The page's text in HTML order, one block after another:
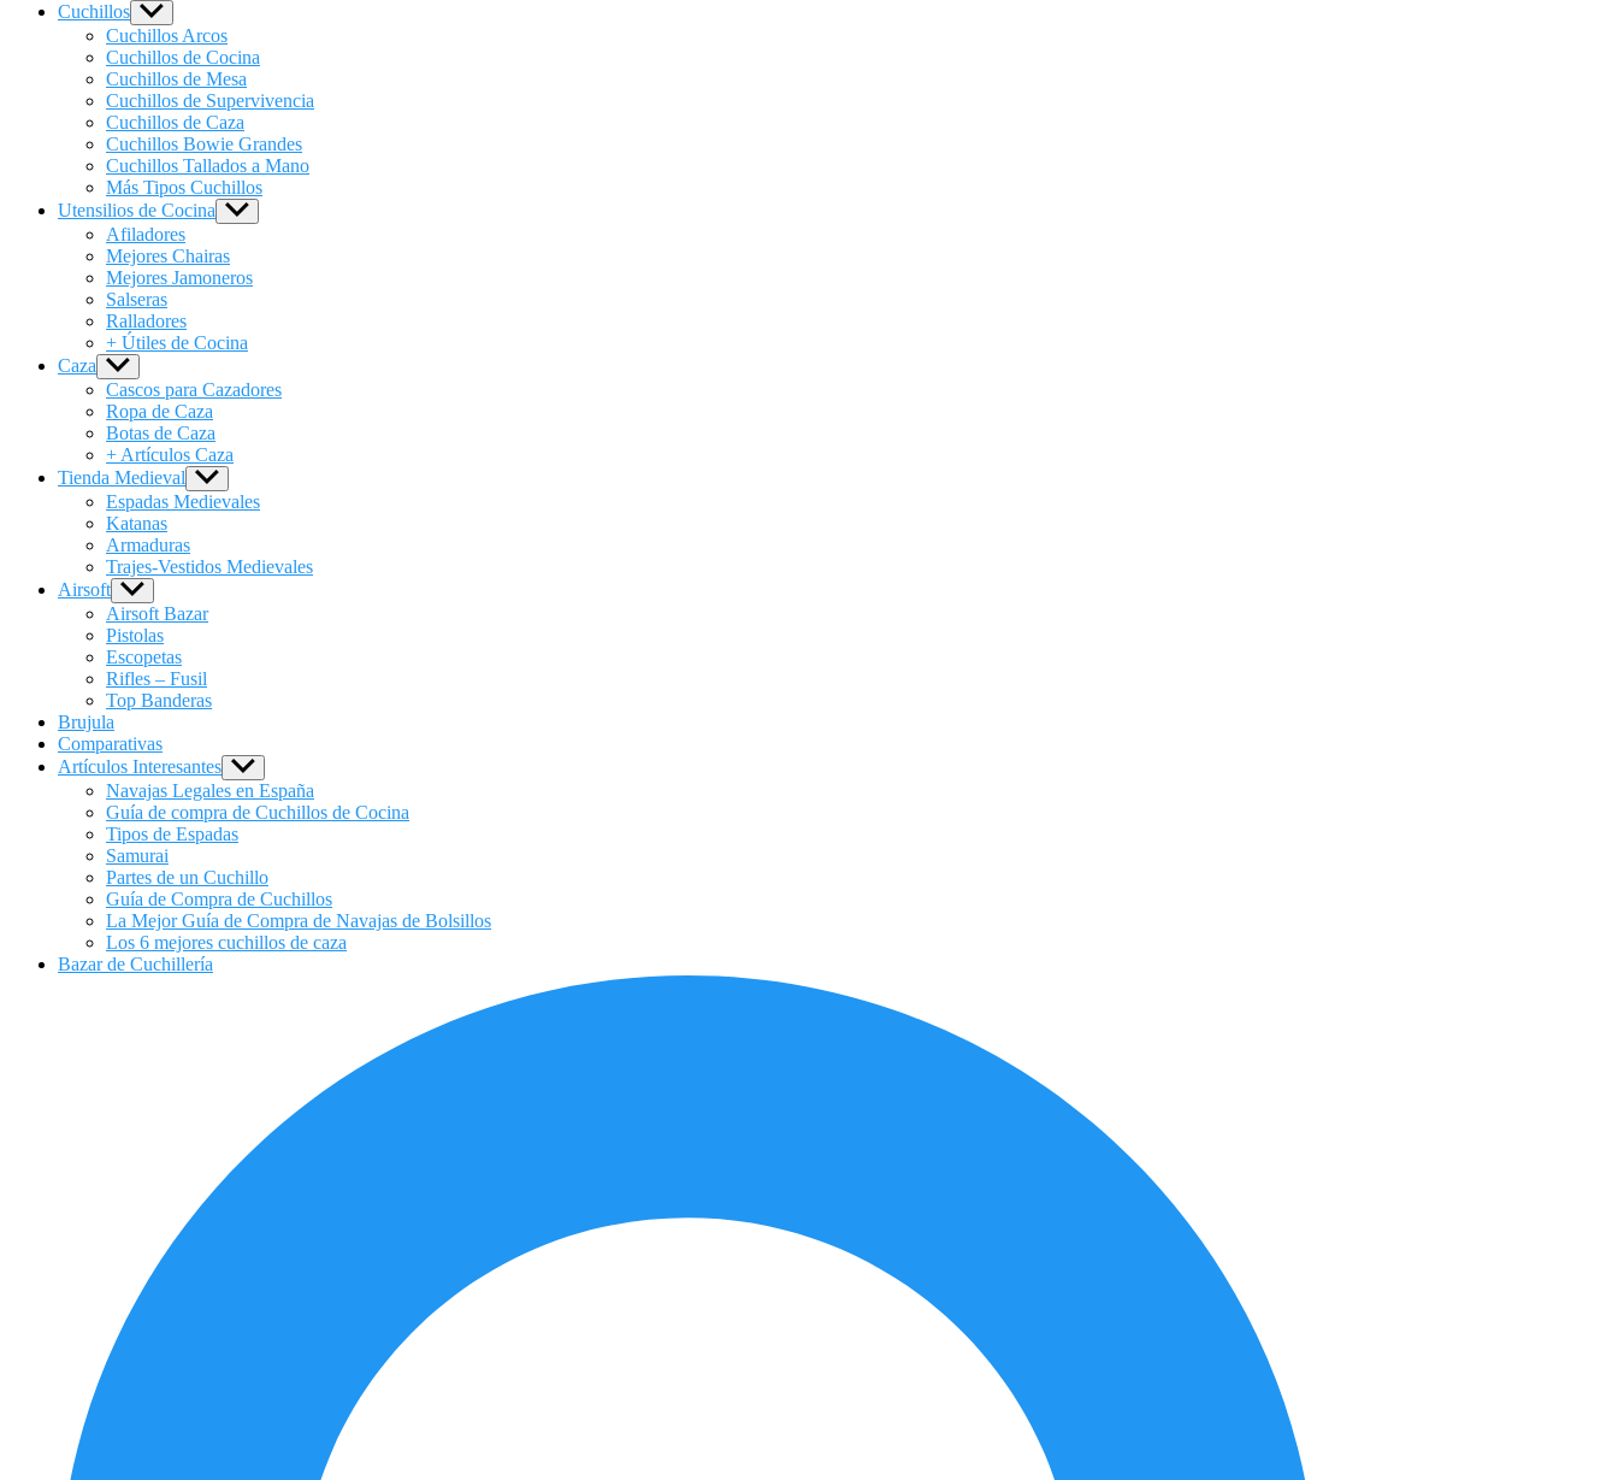
Cuchillos Show
sub
menu
Cuchillos Arcos
Cuchillos de Cocina
Cuchillos de Mesa
Cuchillos de Supervivencia
Cuchillos de Caza
Cuchillos Bowie Grandes
Cuchillos Tallados a Mano
Más Tipos Cuchillos
Utensilios de Cocina Show
sub
Afiladores
Mejores Chairas
Mejores Jamoneros
Salseras
Ralladores
+ Útiles de Cocina
Caza Show
sub
menu
Cascos para Cazadores
Ropa de Caza
Botas de Caza
+ Artículos Caza
Tienda Medieval Show
sub
menu
Espadas Medievales
Katanas
Armaduras
Trajes-Vestidos Medievales
Airsoft Show
sub
menu
Airsoft Bazar
Pistolas
Escopetas
Rifles – Fusil
Top Banderas
Brujula
Comparativas
Artículos Interesantes Show
sub
menu
Navajas Legales en España
Guía de compra de Cuchillos de Cocina
Tipos de Espadas
Samurai
Partes de un Cuchillo
Guía de Compra de Cuchillos
La Mejor Guía de Compra de Navajas de Bolsillos
Los 6 mejores cuchillos de caza
Bazar de Cuchillería